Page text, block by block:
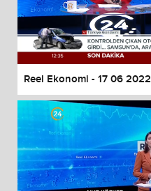
Reel Ekonomi - 17 06 2022